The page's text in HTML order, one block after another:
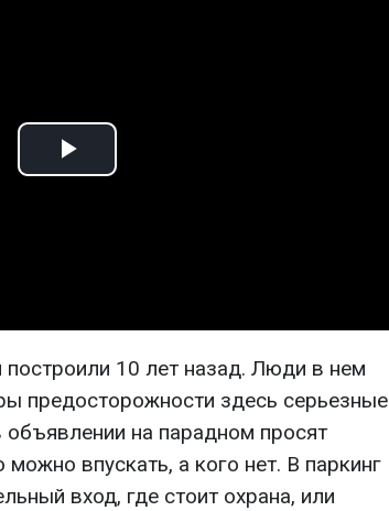
Play
построили 10 лет назад. Люди в нем
предосторожности здесь серьезные
на парадном просят
можно впускать, а кого нет. В паркинг
вход, где стоит охрана, или